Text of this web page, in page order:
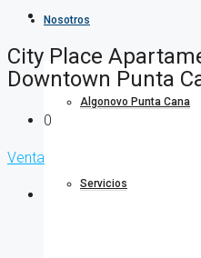
Nosotros
Algonovo Punta Cana
Servicios
City Place
Downtown Punta
0
Venta